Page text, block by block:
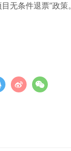
无条件退票”政策。